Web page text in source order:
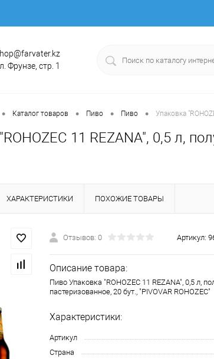
Фрунзе, стр. 1
• Каталог товаров • Пиво • Пиво • Упаковка
11 REZANA", 0,5 л,
ХАРАКТЕРИСТИКИ ПОХОЖИЕ ТОВАРЫ
Отзывов: 0 Артикул:
Описание товара:
Пиво Упаковка "ROHOZEC 11 REZANA", 0,5 л,
пастеризованное, 20 бут., "PIVOVAR ROHOZEC"
Характеристики:
Артикул
Страна